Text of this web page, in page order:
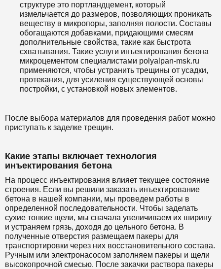
структуре это портландцемент, который
измельчается до размеров, позволяющих проникать
веществу в микропоры, заполняя полости. Составы
обогащаются добавками, придающими смесям
дополнительные свойства, такие как быстрота
схватывания. Такие услуги инъектирования бетона
микроцементом специалистами polyalpan-msk.ru
применяются, чтобы устранить трещины от усадки,
протекания, для усиления существующей основы
постройки, с установкой новых элементов.
После выбора материалов для проведения работ можно
приступать к заделке трещин.
Какие этапы включает технология
инъектирования бетона
На процесс инъектирования влияет текущее состояние
строения. Если вы решили заказать инъектирование
бетона в нашей компании, мы проведем работы в
определенной последовательности. Чтобы заделать
сухие тонкие щели, мы сначала увеличиваем их ширину
и устраняем грязь, доходя до цельного бетона. В
полученные отверстия размещаем пакеры для
транспортировки через них восстановительного состава.
Ручным или электронасосом заполняем пакеры и щели
высокопрочной смесью. После закачки раствора пакеры